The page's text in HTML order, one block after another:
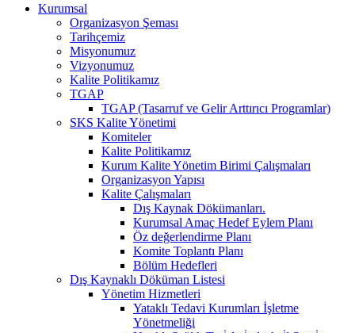
Kurumsal
Organizasyon Şeması
Tarihçemiz
Misyonumuz
Vizyonumuz
Kalite Politikamız
TGAP
TGAP (Tasarruf ve Gelir Arttırıcı Programlar)
SKS Kalite Yönetimi
Komiteler
Kalite Politikamız
Kurum Kalite Yönetim Birimi Çalışmaları
Organizasyon Yapısı
Kalite Çalışmaları
Dış Kaynak Dökümanları.
Kurumsal Amaç Hedef Eylem Planı
Öz değerlendirme Planı
Komite Toplantı Planı
Bölüm Hedefleri
Dış Kaynaklı Döküman Listesi
Yönetim Hizmetleri
Yataklı Tedavi Kurumları İşletme
Yönetmeliği